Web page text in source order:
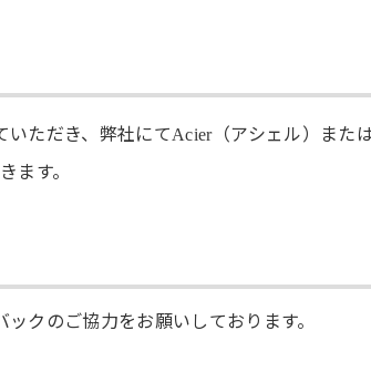
いただき、弊社にてAcier（アシェル）また
ます。
クのご協力をお願いしております。